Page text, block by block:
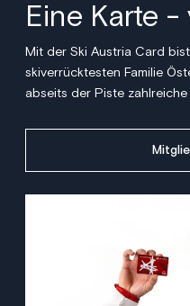
Eine Karte -
Mit der Ski Austria Card
skiverrücktesten Familie
abseits der Piste zahlreiche